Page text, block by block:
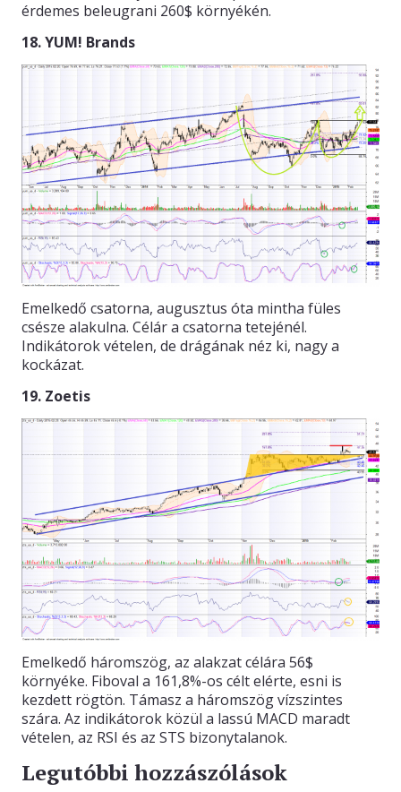
érdemes beleugrani 260$ környékén.
18. YUM! Brands
Emelkedő csatorna, augusztus óta mintha füles
csésze alakulna. Célár a csatorna tetejénél.
Indikátorok vételen, de drágának néz ki, nagy a
kockázat.
19. Zoetis
Emelkedő háromszög, az alakzat célára 56$
környéke. Fiboval a 161,8%-os célt elérte, esni is
kezdett rögtön. Támasz a háromszög vízszintes
szára. Az indikátorok közül a lassú MACD maradt
vételen, az RSI és az STS bizonytalanok.
Legutóbbi hozzászólások